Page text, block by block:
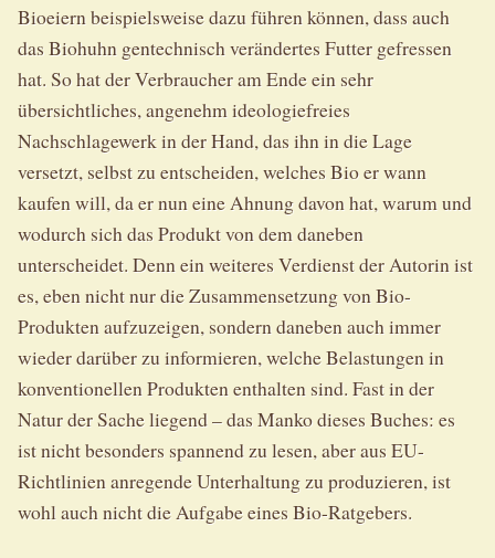
Bioeiern beispielsweise dazu führen können, dass auch
das Biohuhn gentechnisch verändertes Futter gefressen
hat. So hat der Verbraucher am Ende ein sehr
übersichtliches, angenehm ideologiefreies
Nachschlagewerk in der Hand, das ihn in die Lage
versetzt, selbst zu entscheiden, welches Bio er wann
kaufen will, da er nun eine Ahnung davon hat, warum und
wodurch sich das Produkt von dem daneben
unterscheidet. Denn ein weiteres Verdienst der Autorin ist
es, eben nicht nur die Zusammensetzung von Bio-
Produkten aufzuzeigen, sondern daneben auch immer
wieder darüber zu informieren, welche Belastungen in
konventionellen Produkten enthalten sind. Fast in der
Natur der Sache liegend – das Manko dieses Buches: es
ist nicht besonders spannend zu lesen, aber aus EU-
Richtlinien anregende Unterhaltung zu produzieren, ist
wohl auch nicht die Aufgabe eines Bio-Ratgebers.